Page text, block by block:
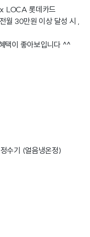
LOCA 롯데카드
월 30만원 이상 달성 시 ,
택이 좋아보입니다 ^^
수기 (얼음냉온정)